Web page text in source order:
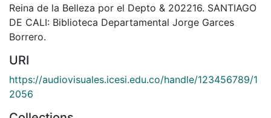
Reina de la Belleza por el Depto & 202216. SANTIAGO
DE CALI: Biblioteca Departamental Jorge Garces
Borrero.
URI
https://audiovisuales.icesi.edu.co/handle/123456789/1
2056